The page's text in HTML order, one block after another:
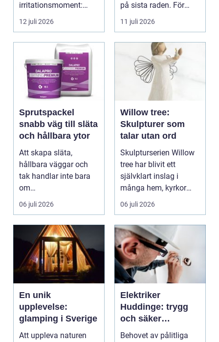
irritationsmoment:
långsam avrinning ...
12 juli 2026
på sista raden. För
många entrepren...
11 juli 2026
Sprutspackel
snabb väg till släta
och hållbara ytor
Att skapa släta,
hållbara väggar och
tak handlar inte bara
om
hantverksskicklighet.
06 juli 2026
Willow tree:
Skulpturer som
talar utan ord
Skulpturserien Willow
tree har blivit ett
självklart inslag i
många hem, kyrkor
och kapel...
06 juli 2026
En unik
upplevelse:
glamping i Sverige
Att uppleva naturen
Elektriker
Huddinge: trygg
och säker
elinstallation
Behovet av pålitliga